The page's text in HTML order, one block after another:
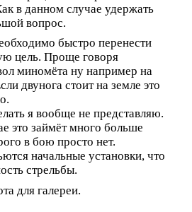
в данном случае удержать
вопрос.
быстро перенести
цель. Проще говоря
миномёта ну например на
двунога стоит на земле это
я вообще не представляю.
это займёт много больше
в бою просто нет.
начальные установки, что
стрельбы.
для галереи.